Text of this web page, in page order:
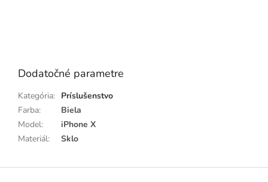
Dodatočné parametre
Kategória: Príslušenstvo
Farba:
Biela
Model:
iPhone X
Materiál: Sklo
Z